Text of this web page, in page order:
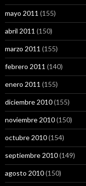
mayo 2011 (155)
abril 2011 (150)
marzo 2011 (155)
febrero 2011 (140)
enero 2011 (155)
diciembre 2010(155)
noviembre 2010(150)
octubre 2010(154)
septiembre 2010(149)
agosto 2010(150)